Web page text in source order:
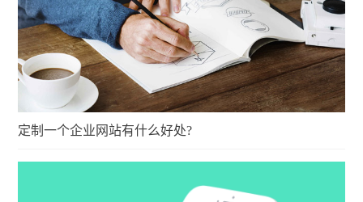
定制一个企业网站有什么好处?